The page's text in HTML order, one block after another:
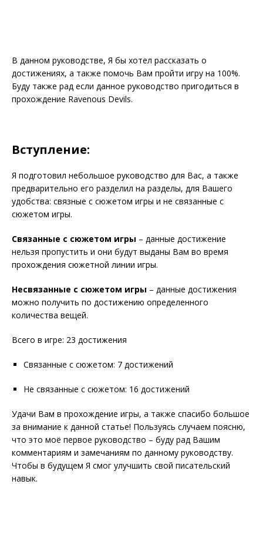
В данном руководстве, Я бы хотел рассказать о
достижениях, а также помочь Вам пройти игру на 100%.
Буду также рад если данное руководство пригодиться в
прохождение Ravenous Devils.
Вступление:
Я подготовил небольшое руководство для Вас, а также
предварительно его разделил на разделы, для Вашего
удобства: связные с сюжетом игры и не связанные с
сюжетом игры.
Связанные с сюжетом игры – данные достижение
нельзя пропустить и они будут выданы Вам во время
прохождения сюжетной линии игры.
Несвязанные с сюжетом игры – данные достижения
можно получить по достижению определенного
количества вещей.
Всего в игре: 23 достижения
Связанные с сюжетом: 7 достижений
Не связанные с сюжетом: 16 достижений
Удачи Вам в прохождение игры, а также спасибо большое
за внимание к данной статье! Пользуясь случаем поясню,
что это моё первое руководство – буду рад Вашим
комментариям и замечаниям по данному руководству.
Чтобы в будущем Я смог улучшить свой писательский
навык.